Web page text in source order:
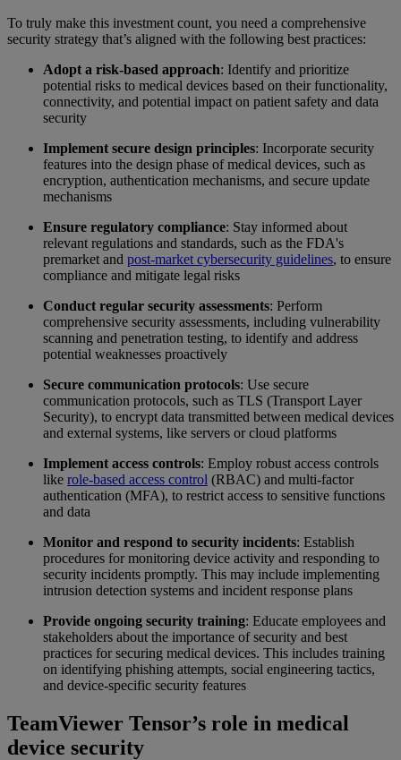
To truly make this investment count, you need a comprehensive
security strategy that’s aligned with the following best practices:
Adopt a risk-based approach: Identify and prioritize
potential risks to medical devices based on their functionality,
connectivity, and potential impact on patient safety and data
security
Implement secure design principles: Incorporate security
features into the design phase of medical devices, such as
encryption, authentication mechanisms, and secure update
mechanisms
Ensure regulatory compliance: Stay informed about
relevant regulations and standards, such as the FDA's
premarket and post-market cybersecurity guidelines, to ensure
compliance and mitigate legal risks
Conduct regular security assessments: Perform
comprehensive security assessments, including vulnerability
scanning and penetration testing, to identify and address
potential weaknesses proactively
Secure communication protocols: Use secure
communication protocols, such as TLS (Transport Layer
Security), to encrypt data transmitted between medical devices
and external systems, like servers or cloud platforms
Implement access controls: Employ robust access controls
like role-based access control (RBAC) and multi-factor
authentication (MFA), to restrict access to sensitive functions
and data
Monitor and respond to security incidents: Establish
procedures for monitoring device activity and responding to
security incidents promptly. This may include implementing
intrusion detection systems and incident response plans
Provide ongoing security training: Educate employees and
stakeholders about the importance of security and best
practices for securing medical devices. This includes training
on identifying phishing attempts, social engineering tactics,
and device-specific security features
TeamViewer Tensor’s role in medical
device security